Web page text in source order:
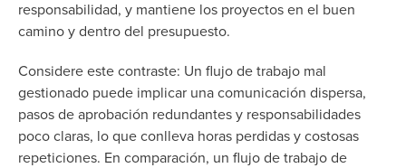
responsabilidad, y mantiene los proyectos en el buen
camino y dentro del presupuesto.
Considere este contraste: Un flujo de trabajo mal
gestionado puede implicar una comunicación dispersa,
pasos de aprobación redundantes y responsabilidades
poco claras, lo que conlleva horas perdidas y costosas
repeticiones. En comparación, un flujo de trabajo de